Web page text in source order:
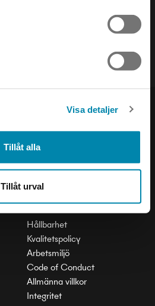
Visa detaljer
Tillåt alla
Tillåt urval
Facebook
Instagram
Hållbarhet
Kvalitetspolicy
Arbetsmiljö
Code of Conduct
Allmänna villkor
Integritet